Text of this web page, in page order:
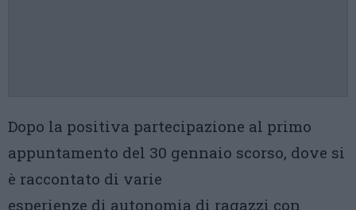
Dopo la positiva partecipazione al primo
appuntamento del 30 gennaio scorso, dove si
è raccontato di varie
esperienze di autonomia di ragazzi con